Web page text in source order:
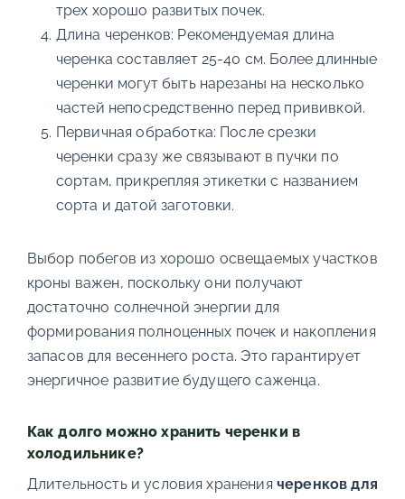
трех хорошо развитых почек.
Длина черенков: Рекомендуемая длина
черенка составляет 25-40 см. Более длинные
черенки могут быть нарезаны на несколько
частей непосредственно перед прививкой.
Первичная обработка: После срезки
черенки сразу же связывают в пучки по
сортам, прикрепляя этикетки с названием
сорта и датой заготовки.
Выбор побегов из хорошо освещаемых участков
кроны важен, поскольку они получают
достаточно солнечной энергии для
формирования полноценных почек и накопления
запасов для весеннего роста. Это гарантирует
энергичное развитие будущего саженца.
Как долго можно хранить черенки в
холодильнике?
Длительность и условия хранения черенков для